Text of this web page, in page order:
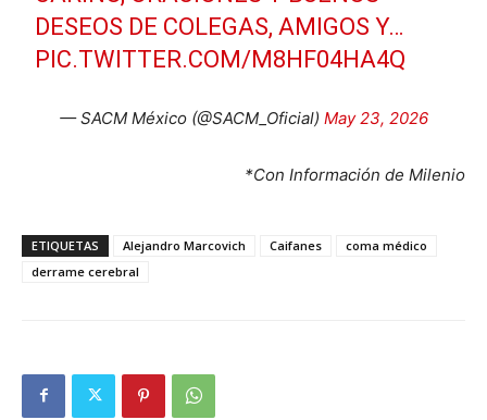
DESEOS DE COLEGAS, AMIGOS Y…
PIC.TWITTER.COM/M8HF04HA4Q
— SACM México (@SACM_Oficial) May 23, 2026
*Con Información de Milenio
ETIQUETAS Alejandro Marcovich Caifanes
coma médico
derrame cerebral